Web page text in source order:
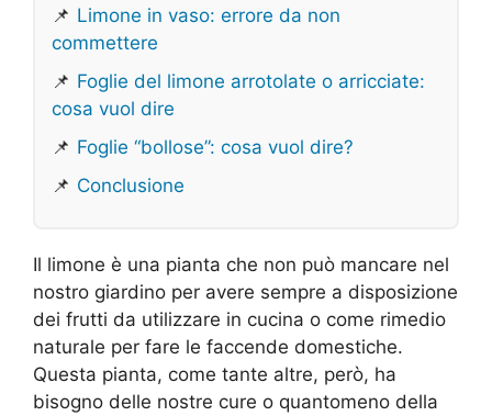
📌 Limone in vaso: errore da non
commettere
📌 Foglie del limone arrotolate o arricciate:
cosa vuol dire
📌 Foglie “bollose”: cosa vuol dire?
📌 Conclusione
Il limone è una pianta che non può mancare nel
nostro giardino per avere sempre a disposizione
dei frutti da utilizzare in cucina o come rimedio
naturale per fare le faccende domestiche.
Questa pianta, come tante altre, però, ha
bisogno delle nostre cure o quantomeno della